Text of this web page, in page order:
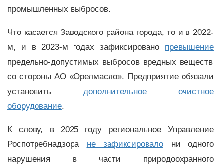
промышленных выбросов.
Что касается Заводского района города, то и в 2022-
м, и в 2023-м годах зафиксировано превышение
предельно-допустимых выбросов вредных веществ
со стороны АО «Орелмасло». Предприятие обязали
установить дополнительное очистное
оборудование.
К слову, в 2025 году региональное Управление
Роспотребнадзора не зафиксировало ни одного
нарушения в части природоохранного